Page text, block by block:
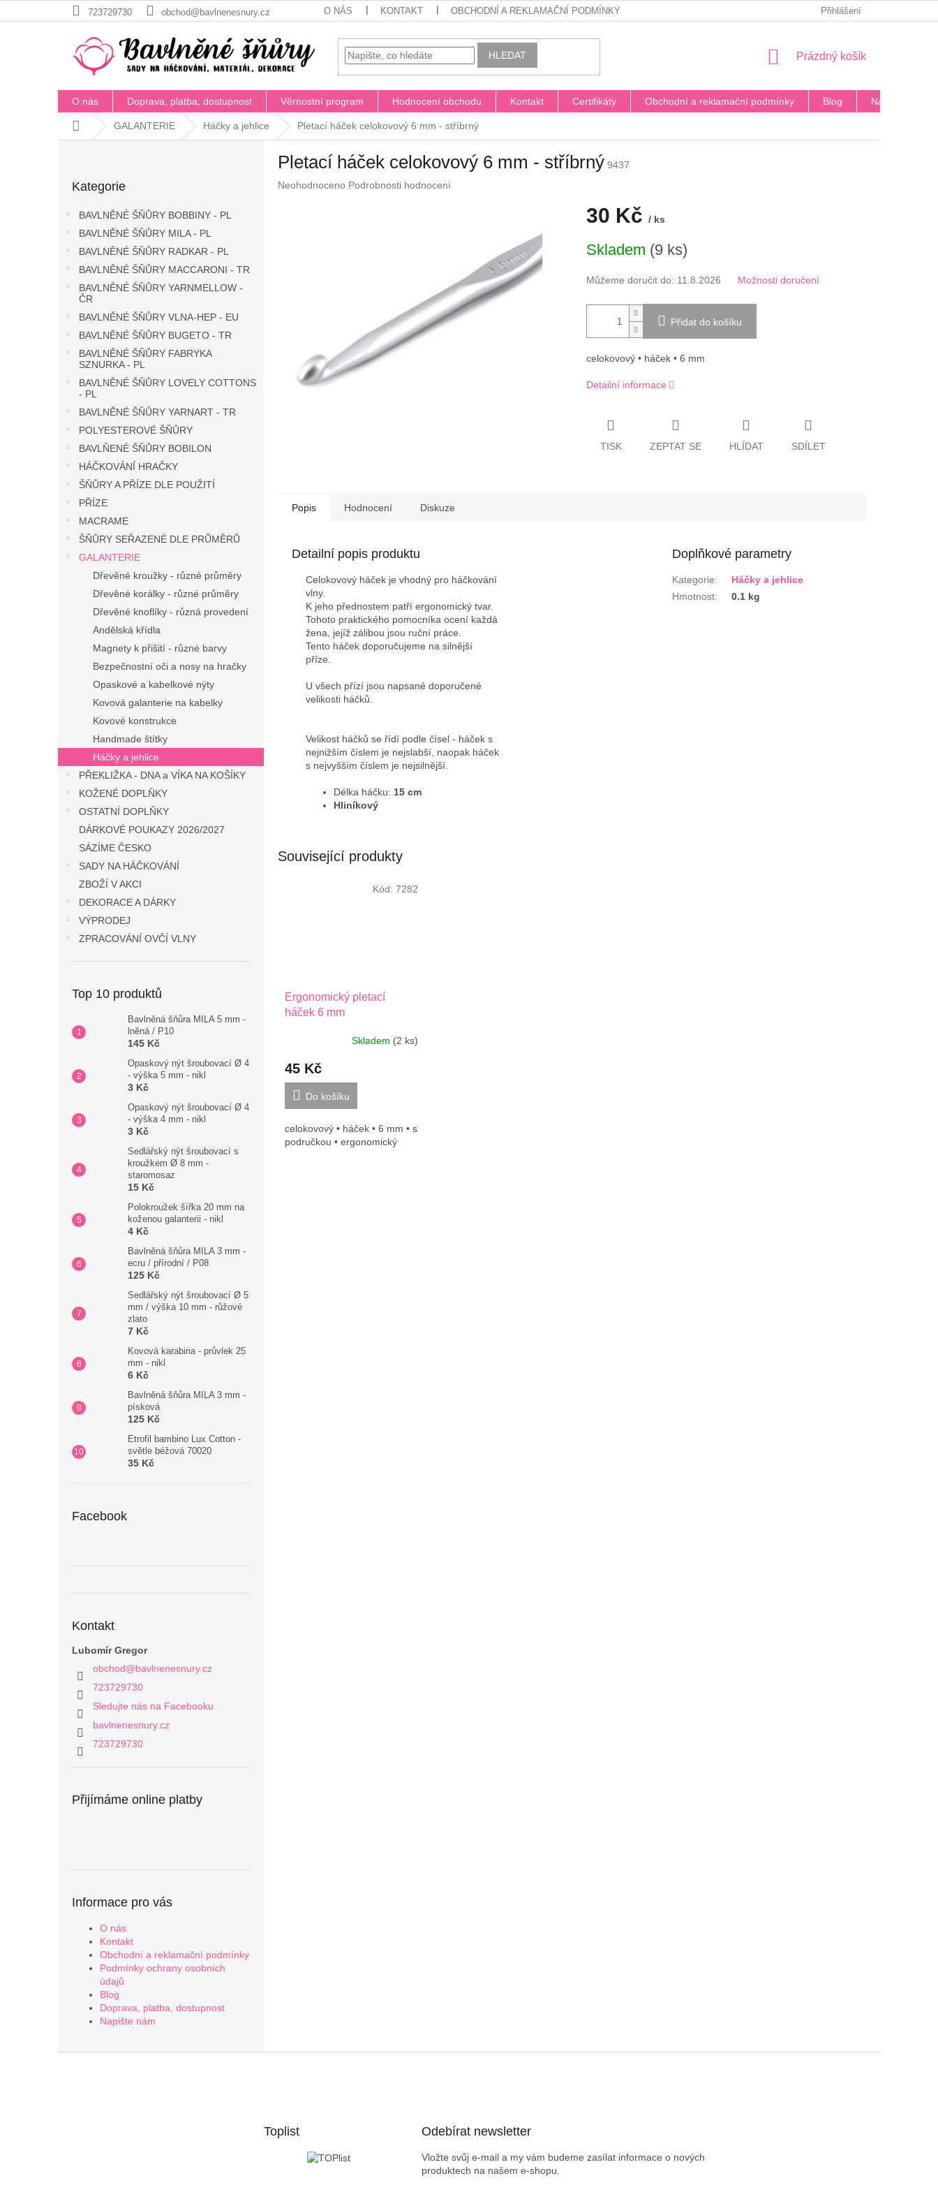
na
723729730 obchod@bavlnenesnury.cz O NÁS KONTAKT OBCHODNÍ A REKLAMAČNÍ PODMÍNKY PODMÍNKY OCHRANY OSOBNÍCH ÚDAJŮ BLOG
Přihlášení
HLEDAT
NÁKUPNÍ
Prázdný košík
O nás Doprava, platba, dostupnost Věrnostní program Hodnocení obchodu Kontakt Certifikáty Obchodní a reklamační podmínky Blog Napište nám
Domů GALANTERIE Háčky a jehlice Pletací háček celokovový 6 mm - stříbrný
kategorie
Kategorie
BAVLNĚNÉ ŠŇŮRY BOBBINY - PL
BAVLNĚNÉ ŠŇŮRY MILA - PL
BAVLNĚNÉ ŠŇŮRY RADKAR - PL
BAVLNĚNÉ ŠŇŮRY MACCARONI - TR
BAVLNĚNÉ ŠŇŮRY YARNMELLOW -
ČR
BAVLNĚNÉ ŠŇŮRY VLNA-HEP - EU
BAVLNĚNÉ ŠŇŮRY BUGETO - TR
BAVLNĚNÉ ŠŇŮRY FABRYKA
SZNURKA - PL
BAVLNĚNÉ ŠŇŮRY LOVELY COTTONS
- PL
BAVLNĚNÉ ŠŇŮRY YARNART - TR
POLYESTEROVÉ ŠŇŮRY
BAVLŇENÉ ŠŇŮRY BOBILON
HÁČKOVÁNÍ HRAČKY
ŠŇŮRY A PŘÍZE DLE POUŽITÍ
PŘÍZE
MACRAME
ŠŇŮRY SEŘAZENÉ DLE PRŮMĚRŮ
GALANTERIE
Dřevěné kroužky - různé průměry
Dřevěné korálky - různé průměry
Dřevěné knoflíky - různá provedení
Andělská křídla
Magnety k přišití - různé barvy
Bezpečnostní oči a nosy na hračky
Opaskové a kabelkové nýty
Kovová galanterie na kabelky
Kovové konstrukce
Handmade štítky
Háčky a jehlice
PŘEKLIŽKA - DNA a VÍKA NA KOŠÍKY
KOŽENÉ DOPLŇKY
OSTATNÍ DOPLŇKY
DÁRKOVÉ POUKAZY 2026/2027
SÁZÍME ČESKO
SADY NA HÁČKOVÁNÍ
ZBOŽÍ V AKCI
DEKORACE A DÁRKY
VÝPRODEJ
ZPRACOVÁNÍ OVČÍ VLNY
Top 10 produktů
Bavlněná šňůra MILA 5 mm -
lněná / P10
145 Kč
Opaskový nýt šroubovací Ø 4
- výška 5 mm - nikl
3 Kč
Opaskový nýt šroubovací Ø 4
- výška 4 mm - nikl
3 Kč
Sedlářský nýt šroubovací s
kroužkem Ø 8 mm -
staromosaz
15 Kč
Polokroužek šířka 20 mm na
koženou galanterii - nikl
4 Kč
Bavlněná šňůra MILA 3 mm -
ecru / přírodní / P08
125 Kč
Sedlářský nýt šroubovací Ø 5
mm / výška 10 mm - růžové
zlato
7 Kč
Kovová karabina - průvlek 25
mm - nikl
6 Kč
Bavlněná šňůra MILA 3 mm -
písková
125 Kč
Etrofil bambino Lux Cotton -
světle béžová 70020
35 Kč
Facebook
Kontakt
Lubomír Gregor
obchod@bavlnenesnury.cz
723729730
Sledujte nás na Facebooku
bavlnenesnury.cz
723729730
Přijímáme online platby
Informace pro vás
O nás
Kontakt
Obchodní a reklamační podmínky
Podmínky ochrany osobních
údajů
Blog
Doprava, platba, dostupnost
Napište nám
Pletací háček celokovový 6 mm - stříbrný 9437
Průměrné
Neohodnoceno Podrobnosti hodnocení
30 Kč / ks
cena:
Skladem (9 ks)
Můžeme doručit do: 11.8.2026 Možnosti doručení
Přidat do košíku
celokovový • háček • 6 mm
Detailní informace
TISK ZEPTAT SE HLÍDAT SDÍLET
Popis Hodnocení Diskuze
Detailní popis produktu
Celokovový háček je vhodný pro háčkování
vlny.
K jeho přednostem patří ergonomický tvar.
Tohoto praktického pomocníka ocení každá
žena, jejíž zálibou jsou ruční práce.
Tento háček doporučujeme na silnější
příze.
U všech přízí jsou napsané doporučené
velikosti háčků.
Velikost háčků se řídí podle čísel - háček s
nejnižším číslem je nejslabší, naopak háček
s nejvyšším číslem je nejsilnější.
Délka háčku: 15 cm
Hliníkový
Doplňkové parametry
Kategorie:
Háčky a jehlice
Hmotnost: 0.1 kg
Související produkty
Ergonomický pletací
háček 6 mm
Skladem (2 ks)
45 Kč
Do košíku
celokovový • háček • 6 mm • s
područkou • ergonomický
Kód: 7282
Toplist Odebírat newsletter
Vložte svůj e-mail a my vám budeme zasílat informace o nových
produktech na našem e-shopu.